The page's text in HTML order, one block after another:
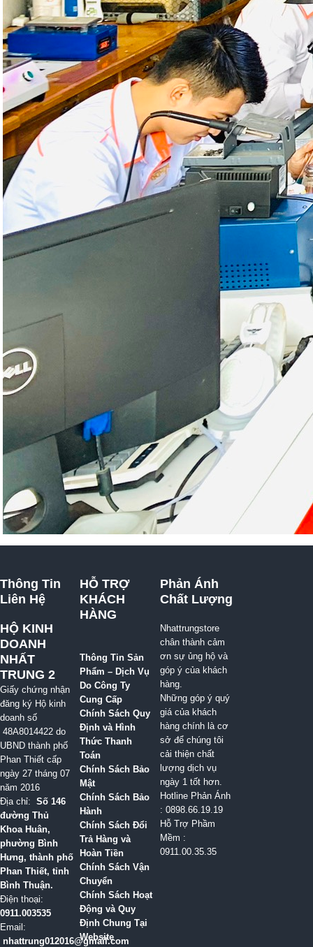
Thông Tin
Liên Hệ
HỘ KINH
DOANH
NHẤT
TRUNG 2
Giấy chứng nhận
đăng ký Hộ kinh
doanh số
48A8014422 do
UBND thành phố
Phan Thiết cấp
ngày 27 tháng 07
năm 2016
Địa chỉ:Số 146
đường Thủ
Khoa Huân,
phường Bình
Hưng, thành phố
Phan Thiết, tỉnh
Bình Thuận.
Điện thoại:
0911.003535
Email:
nhattrung012016@gmail.com
HỖ TRỢ
KHÁCH
HÀNG
Thông Tin Sản
Phẩm – Dịch Vụ
Do Công Ty
Cung Cấp
Chính Sách Quy
Định và Hình
Thức Thanh
Toán
Chính Sách Bảo
Mật
Chính Sách Bảo
Hành
Chính Sách Đổi
Trả Hàng và
Hoàn Tiền
Chính Sách Vận
Chuyển
Chính Sách Hoạt
Động và Quy
Định Chung Tại
Website
Phản Ánh
Chất Lượng
Nhattrungstore
chân thành cảm
ơn sự ủng hộ và
góp ý của khách
hàng.
Những góp ý quý
giá của khách
hàng chính là cơ
sở để chúng tôi
cải thiện chất
lượng dịch vụ
ngày 1 tốt hơn.
Hotline Phản Ánh
: 0898.66.19.19
Hỗ Trợ Phầm
Mềm :
0911.00.35.35